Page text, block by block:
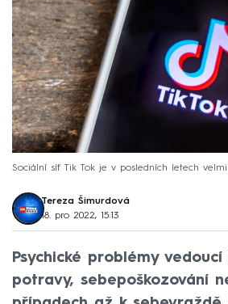
Sociální síť Tik Tok je v posledních letech
Tereza Šimurdová
18. pro 2022, 15:13
Psychické problémy
potravy, sebepoškozování